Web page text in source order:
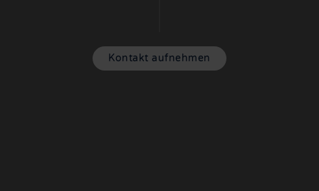
Kontakt aufnehmen